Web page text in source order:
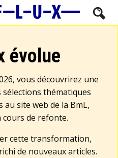
évolue
vous découvrirez une
thématiques
site web de la BmL,
de refonte.
cette transformation,
de nouveaux articles.